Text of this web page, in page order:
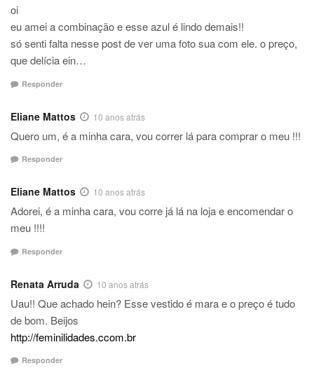
oi
eu amei a combinação e esse azul é lindo demais!!
só senti falta nesse post de ver uma foto sua com ele. o preço,
que delícia ein…
Responder
Eliane Mattos 10 anos atrás
Quero um, é a minha cara, vou correr lá para comprar o meu !!!
Responder
Eliane Mattos 10 anos atrás
Adorei, é a minha cara, vou corre já lá na loja e encomendar o
meu !!!!
Responder
Renata Arruda 10 anos atrás
Uau!! Que achado hein? Esse vestido é mara e o preço é tudo
de bom. Beijos
http://feminilidades.ccom.br
Responder